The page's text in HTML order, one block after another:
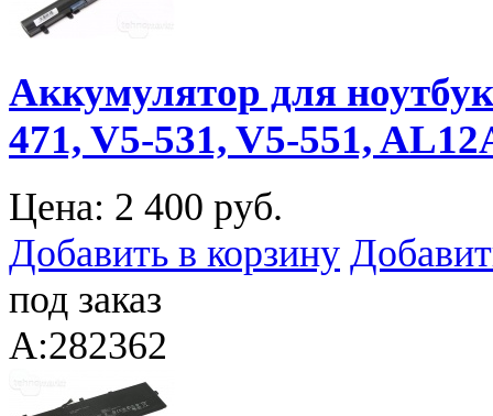
Аккумулятор для
471, V5-531, V5-551,
Цена: 2 400 руб.
Добавить в корзину
под заказ
A:282362